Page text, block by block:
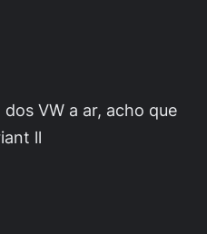
VW a ar, acho que
ll